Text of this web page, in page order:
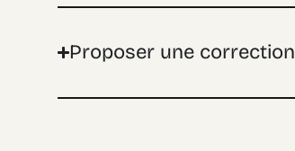
Proposer une correction